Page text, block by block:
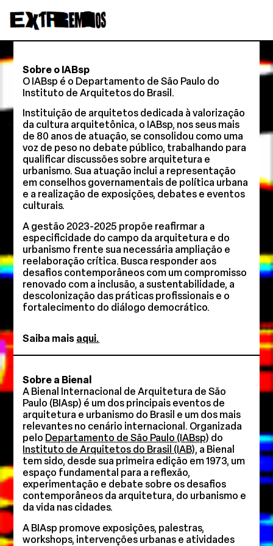
Sobre o IABsp
O IABsp é o Departamento de São Paulo do
Instituto de Arquitetos do Brasil.
Instituição de arquitetos dedicada à valorização
da cultura arquitetônica, o IABsp, nos seus mais
de 80 anos de atuação, se consolidou como uma
voz de peso no debate público, trabalhando para
qualificar discussões sobre arquitetura e
urbanismo. Sua atuação inclui a representação
em conselhos governamentais de política urbana
e a realização de exposições, debates e eventos
culturais.
A gestão 2023-2025 propõe reafirmar a
especificidade do campo da arquitetura e do
urbanismo frente sua necessária ampliação e
reelaboração crítica. Busca responder aos
desafios contemporâneos com um compromisso
renovado com a inclusão, a sustentabilidade, a
descolonização das práticas profissionais e o
fortalecimento do diálogo democrático.
Saiba mais aqui.
Sobre a Bienal
A Bienal Internacional de Arquitetura de São
Paulo (BIAsp) é um dos principais eventos de
arquitetura e urbanismo do Brasil e um dos mais
relevantes no cenário internacional. Organizada
pelo Departamento de São Paulo (IABsp) do
Instituto de Arquitetos do Brasil (IAB), a Bienal
tem sido, desde sua primeira edição em 1973, um
espaço fundamental para a reflexão,
experimentação e debate sobre os desafios
contemporâneos da arquitetura, do urbanismo e
da vida nas cidades.
A BIAsp promove exposições, palestras,
workshops, intervenções urbanas e atividades